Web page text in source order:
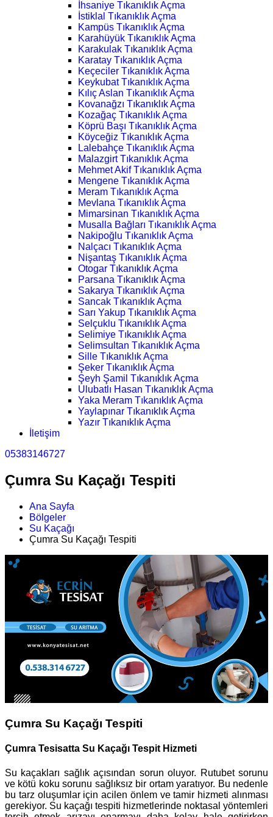
İhsaniye Tıkanıklık Açma
İstiklal Tıkanıklık Açma
Kampüs Tıkanıklık Açma
Karahüyük Tıkanıklık Açma
Karakulak Tıkanıklık Açma
Karatay Tıkanıklık Açma
Keçeciler Tıkanıklık Açma
Keykubat Tıkanıklık Açma
Kılıç Aslan Tıkanıklık Açma
Kovanağzı Tıkanıklık Açma
Kozağaç Tıkanıklık Açma
Köprü Başı Tıkanıklık Açma
Köyceğiz Tıkanıklık Açma
Lalebahçe Tıkanıklık Açma
Malazgirt Tıkanıklık Açma
Mehmet Akif Tıkanıklık Açma
Mengene Tıkanıklık Açma
Meram Tıkanıklık Açma
Mevlana Tıkanıklık Açma
Mimarsinan Tıkanıklık Açma
Musalla Bağları Tıkanıklık Açma
Nakipoğlu Tıkanıklık Açma
Nalçacı Tıkanıklık Açma
Nişantaş Tıkanıklık Açma
Otogar Tıkanıklık Açma
Parsana Tıkanıklık Açma
Sakarya Tıkanıklık Açma
Sancak Tıkanıklık Açma
Sarı Yakup Tıkanıklık Açma
Selçuklu Tıkanıklık Açma
Selimiye Tıkanıklık Açma
Selimsultan Tıkanıklık Açma
Sille Tıkanıklık Açma
Şeker Tıkanıklık Açma
Şeyh Şamil Tıkanıklık Açma
Ulubatlı Hasan Tıkanıklık Açma
Yaka Meram Tıkanıklık Açma
Yaylapınar Tıkanıklık Açma
Yazır Tıkanıklık Açma
İletişim
05383146727
Çumra Su Kaçağı Tespiti
Ana Sayfa
Bölgeler
Su Kaçağı
Çumra Su Kaçağı Tespiti
Çumra Su Kaçağı Tespiti
Çumra Tesisatta Su Kaçağı Tespit Hizmeti
Su kaçakları sağlık açısından sorun oluyor. Rutubet sorunu
ve kötü koku sorunu sağlıksız bir ortam yaratıyor. Bu nedenle
bu tarz oluşumlar için acilen önlem ve tamir hizmeti alınması
gerekiyor. Su kaçağı tespiti hizmetlerinde noktasal yöntemleri